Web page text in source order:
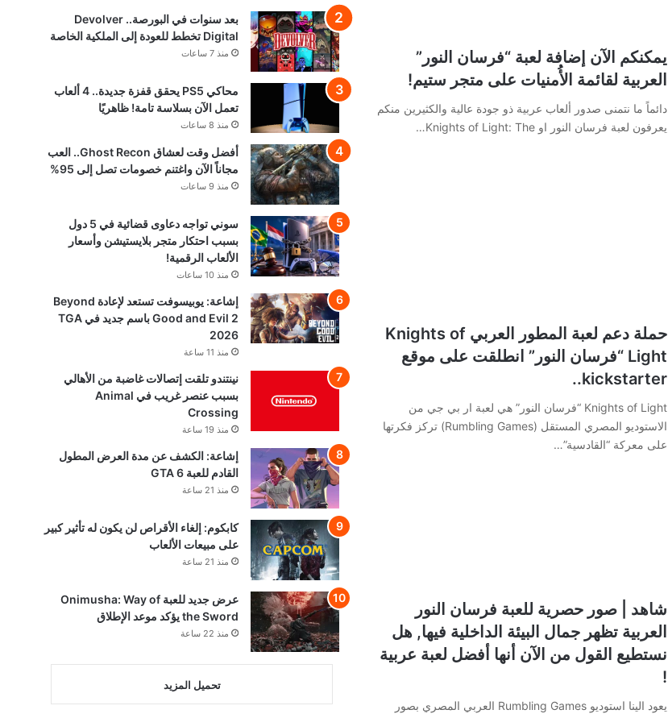
يمكنكم الآن إضافة لعبة “فرسان النور”
العربية لقائمة الأُمنيات على متجر ستيم!
دائماً ما نتمنى صدور ألعاب عربية ذو جودة عالية والكثيرين منكم
يعرفون لعبة فرسان النور او Knights of Light: The…
حملة دعم لعبة المطور العربي Knights of
Light “فرسان النور” انطلقت على موقع
kickstarter..
Knights of Light “فرسان النور” هي لعبة ار بي جي من
الاستوديو المصري المستقل (Rumbling Games) تركز فكرتها
على معركة “القادسية”…
شاهد | صور حصرية للعبة فرسان النور
العربية تظهر جمال البيئة الداخلية فيها, هل
نستطيع القول من الآن أنها أفضل لعبة عربية
!
يعود الينا استوديو Rumbling Games العربي المصري بصور
بعد سنوات في البورصة.. Devolver
Digital تخطط للعودة إلى الملكية الخاصة
منذ 7 ساعات
محاكي PS5 يحقق قفزة جديدة.. 4 ألعاب
تعمل الآن بسلاسة تامة! ظاهريًا
منذ 8 ساعات
أفضل وقت لعشاق Ghost Recon.. العب
مجاناً الآن واغتنم خصومات تصل إلى 95%
منذ 9 ساعات
سوني تواجه دعاوى قضائية في 5 دول
بسبب احتكار متجر بلايستيشن وأسعار
الألعاب الرقمية!
منذ 10 ساعات
إشاعة: يوبيسوفت تستعد لإعادة Beyond
Good and Evil 2 باسم جديد في TGA
2026
منذ 11 ساعة
نينتندو تلقت إتصالات غاضبة من الأهالي
بسبب عنصر غريب في Animal
Crossing
منذ 19 ساعة
إشاعة: الكشف عن مدة العرض المطول
القادم للعبة GTA 6
منذ 21 ساعة
كابكوم: إلغاء الأقراص لن يكون له تأثير كبير
على مبيعات الألعاب
منذ 21 ساعة
عرض جديد للعبة Onimusha: Way of
the Sword يؤكد موعد الإطلاق
منذ 22 ساعة
تحميل المزيد